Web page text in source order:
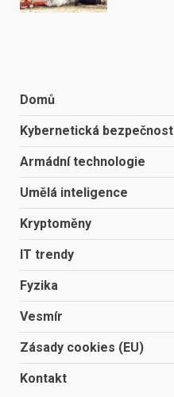
Domů
Kybernetická bezpečnost
Armádní technologie
Umělá inteligence
Kryptoměny
IT trendy
Fyzika
Vesmír
Zásady cookies (EU)
Kontakt